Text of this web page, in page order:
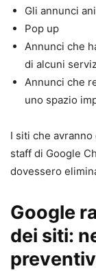
Gli annunci
Pop up
Annunci che
di alcuni
Annunci che
uno spazio
I siti che
staff di Google
dovessero
Google
dei siti: